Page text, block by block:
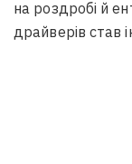
на роздробі й
драйверів став